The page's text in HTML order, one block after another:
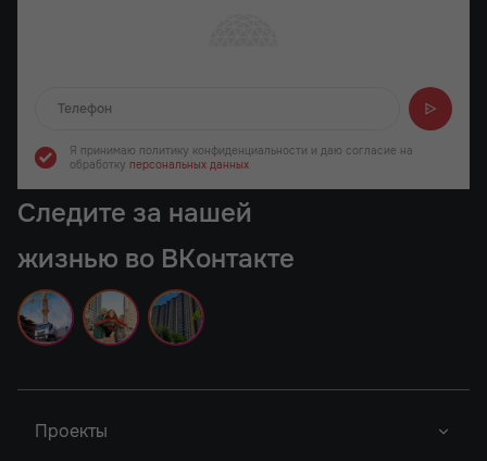
Я принимаю политику конфиденциальности и даю согласие на
обработку персональных данных
Следите за нашей
жизнью во ВКонтакте
Проекты